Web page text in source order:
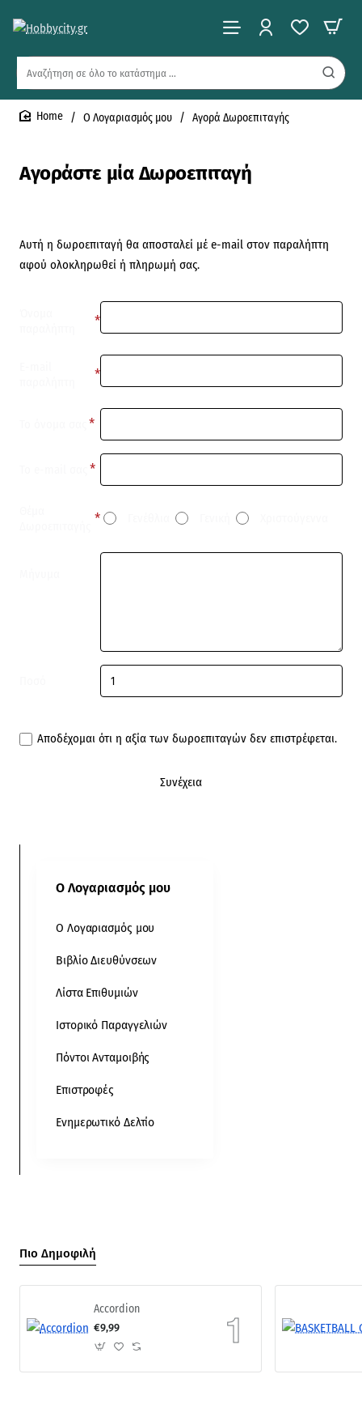
Αναζήτηση
όλο
το
Αγοράστε μία Δωροεπιταγή
O Λογαριασμός μου Αγορά Δωροεπιταγής
Αυτή η δωροεπιταγή θα αποσταλεί μέ e-mail στον παραλήπτη
αφού ολοκληρωθεί ή πληρωμή σας.
Αποδέχομαι ότι η αξία των δωροεπιταγών δεν επιστρέφεται.
Συνέχεια
Ο Λογαριασμός μου
Ο Λογαριασμός μου
Βιβλίο Διευθύνσεων
Λίστα Επιθυμιών
Ιστορικό Παραγγελιών
Πόντοι Ανταμοιβής
Επιστροφές
Ενημερωτικό Δελτίο
Πιο Δημοφιλή
Accordion
€9,99